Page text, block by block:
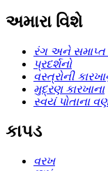
અમારા વિશે
રંગ અને સમાપ્ત
પ્રદર્શનો
વસ્ત્રોની
મુદ્રણ કારખાના
સ્વયં પોતાના
કાપડ
વરખ